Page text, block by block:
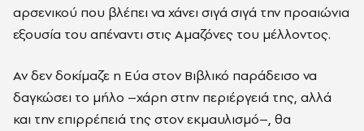
αρσενικού που βλέπει να χάνει σιγά σιγά την προαιώνια
εξουσία του απέναντι στις Αµαζόνες του µέλλοντος.
Αν δεν δοκίµαζε η Εύα στον Βιβλικό παράδεισο να
δαγκώσει το µήλο –χάρη στην περιέργειά της, αλλά
και την επιρρέπειά της στον εκµαυλισµό–, θα